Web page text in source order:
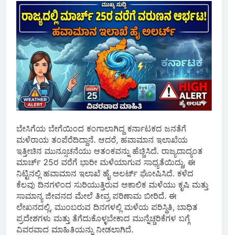
ಬೇಸಿಗೆಯ ಬೇಗೆಯಿಂದ ಕಂಗಾಲಾಗಿದ್ದ ಕರ್ನಾಟಕದ ಜನತೆಗೆ
ಮಳೆರಾಯ ತಂಪೆರೆದಿದ್ದಾನೆ. ಆದರೆ, ಹವಾಮಾನ ಇಲಾಖೆಯ
ಇತ್ತೀಚಿನ ಮುನ್ಸೂಚನೆಯು ಆತಂಕವನ್ನು ಹೆಚ್ಚಿಸಿದೆ. ರಾಜ್ಯದಾದ್ಯಂತ
ಮಾರ್ಚ್ 25ರ ವರೆಗೆ ಭಾರೀ ಮಳೆಯಾಗುವ ಸಾಧ್ಯತೆಯಿದ್ದು, ಈ
ನಿಟ್ಟಿನಲ್ಲಿ ಹವಾಮಾನ ಇಲಾಖೆ ಹೈ ಅಲರ್ಟ್ ಘೋಷಿಸಿದೆ. ಕಳೆದ
ಕೆಲವು ದಿನಗಳಿಂದ ಸುರಿಯುತ್ತಿರುವ ಅಕಾಲಿಕ ಮಳೆಯು ಕೃಷಿ ಮತ್ತು
ಸಾಮಾನ್ಯ ಜೀವನದ ಮೇಲೆ ತೀವ್ರ ಪರಿಣಾಮ ಬೀರಿದೆ. ಈ
ಲೇಖನದಲ್ಲಿ, ಮುಂಬರುವ ದಿನಗಳಲ್ಲಿ ಮಳೆಯ ಪರಿಸ್ಥಿತಿ, ಬಾಧಿತ
ಪ್ರದೇಶಗಳು ಮತ್ತು ತೆಗೆದುಕೊಳ್ಳಬೇಕಾದ ಮುನ್ನೆಚ್ಚರಿಕೆಗಳ ಬಗ್ಗೆ
ವಿವರವಾದ ಮಾಹಿತಿಯನ್ನು ನೀಡಲಾಗಿದೆ.